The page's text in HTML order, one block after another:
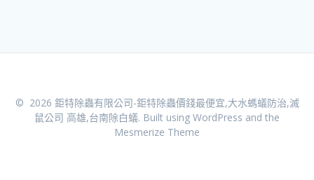
© 2026 鉅特除蟲有限公司-鉅特除蟲價錢最便宜,大水螞蟻防治,滅
鼠公司 高雄,台南除白蟻. Built using WordPress and the
Mesmerize Theme